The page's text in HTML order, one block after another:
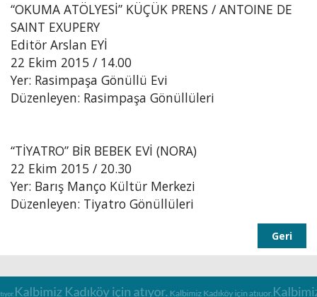
“OKUMA ATÖLYESİ” KÜÇÜK PRENS / ANTOINE DE
SAINT EXUPERY
Editör Arslan EYİ
22 Ekim 2015 / 14.00
Yer: Rasimpaşa Gönüllü Evi
Düzenleyen: Rasimpaşa Gönüllüleri
“TİYATRO” BİR BEBEK EVİ (NORA)
22 Ekim 2015 / 20.30
Yer: Barış Manço Kültür Merkezi
Düzenleyen: Tiyatro Gönüllüleri
Geri